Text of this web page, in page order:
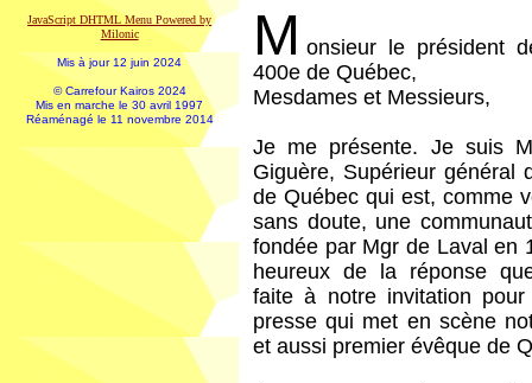
JavaScript DHTML Menu Powered by
Milonic
Mis à jour 12 juin 2024
© Carrefour Kairos 2024
Mis en marche le 30 avril 1997
Réaménagé le 11 novembre 2014
M onsieur le président
400e de Québec,
Mesdames et Messieurs,
Je me présente. Je suis
Giguère, Supérieur général
de Québec qui est, comme
sans doute, une
fondée par Mgr de Laval en
heureux de la réponse
faite à notre invitation
presse qui met en scène
et aussi premier évêque de